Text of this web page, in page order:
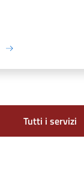
Tutti i servizi